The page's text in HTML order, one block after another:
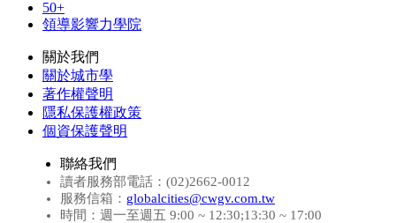
50+
領導影響力學院
關於我們
關於城市學
著作權聲明
隱私保護權政策
個資保護聲明
聯絡我們
讀者服務部電話：(02)2662-0012
服務信箱： globalcities@cwgv.com.tw
時間：週一至週五 9:00 ~ 12:30;13:30 ~ 17:00